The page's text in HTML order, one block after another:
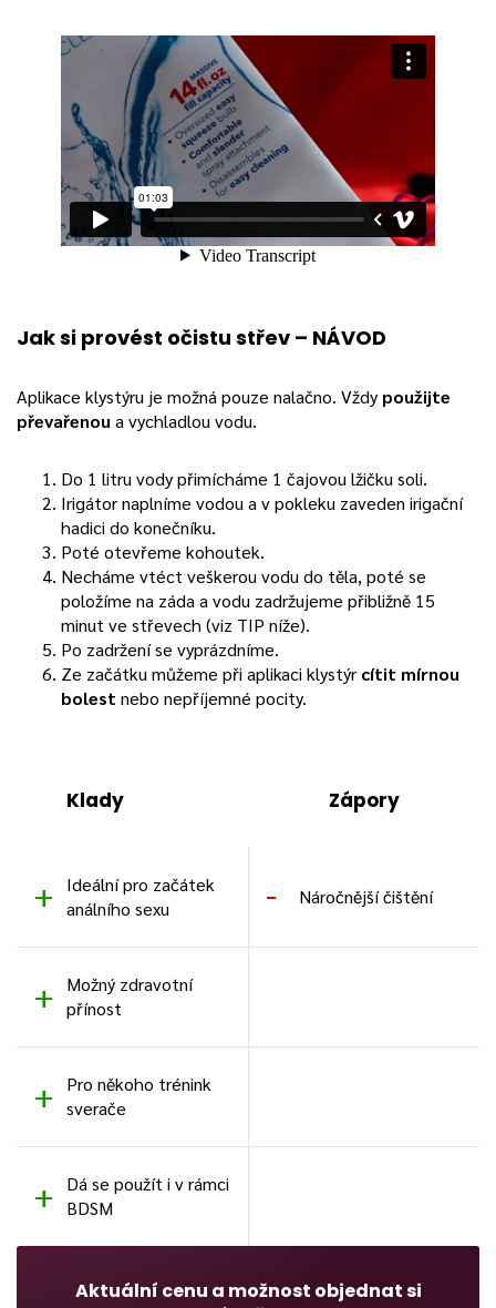
Jak si provést očistu střev – NÁVOD
Aplikace klystýru je možná pouze nalačno. Vždy použijte
převařenou a vychladlou vodu.
Do 1 litru vody přimícháme 1 čajovou lžičku soli.
Irigátor naplníme vodou a v pokleku zaveden irigační
hadici do konečníku.
Poté otevřeme kohoutek.
Necháme vtéct veškerou vodu do těla, poté se
položíme na záda a vodu zadržujeme přibližně 15
minut ve střevech (viz TIP níže).
Po zadržení se vyprázdníme.
Ze začátku můžeme při aplikaci klystýr cítit mírnou
bolest nebo nepříjemné pocity.
Klady Zápory
Ideální pro začátek
análního sexu
Náročnější čištění
Možný zdravotní
přínost
Pro někoho trénink
sverače
Dá se použít i v rámci
BDSM
Aktuální cenu a možnost objednat si